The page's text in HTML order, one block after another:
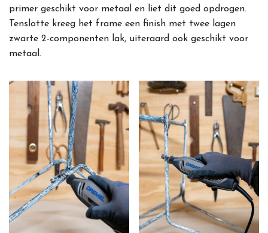
primer geschikt voor metaal en liet dit goed opdrogen.
Tenslotte kreeg het frame een finish met twee lagen
zwarte 2-componenten lak, uiteraard ook geschikt voor
metaal.